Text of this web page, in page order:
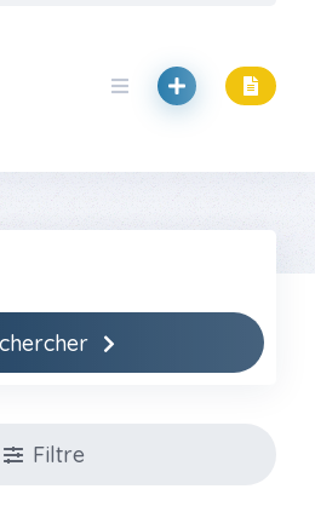
Filtre